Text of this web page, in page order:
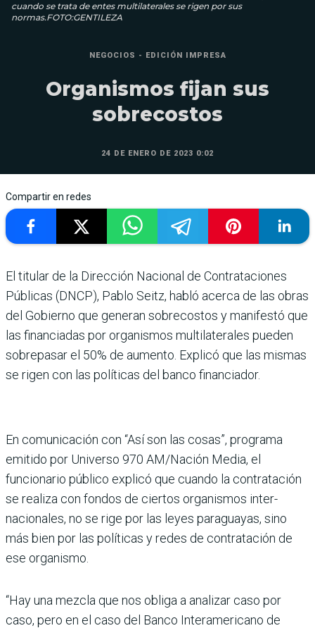
cuando se trata de entes multilaterales se rigen por sus
normas.FOTO:GENTILEZA
NEGOCIOS - EDICIÓN IMPRESA
Organismos fijan sus
sobrecostos
24 DE ENERO DE 2023 0:02
Compartir en redes
El titular de la Dirección Nacional de Contrataciones
Públicas (DNCP), Pablo Seitz, habló acerca de las obras
del Gobierno que generan sobre­costos y manifestó que
las financiadas por organismos multilaterales pueden
sobre­pasar el 50% de aumento. Explicó que las mismas
se rigen con las políticas del banco financiador.
En comunicación con “Así son las cosas”, programa
emitido por Universo 970 AM/Nación Media, el
funcionario público explicó que cuando la contra­tación
se realiza con fondos de ciertos organismos inter­
nacionales, no se rige por las leyes paraguayas, sino
más bien por las políticas y redes de contratación de
ese orga­nismo.
“Hay una mezcla que nos obliga a analizar caso por
caso, pero en el caso del Banco Interamericano de